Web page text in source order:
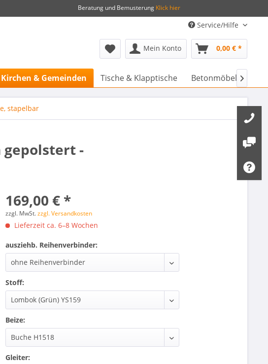
Beratung und BemusterungKlick hier
Service/Hilfe
Mein Konto 0,00 € *
& Gemeinden Tische & Klapptische Betonmöbel &

stapelbar
gepolstert -
169,00 € *
zzgl. MwSt.zzgl. Versandkosten
Lieferzeit ca. 6–8 Wochen
ausziehb. Reihenverbinder:
Stoff:
Beize:
Gleiter: